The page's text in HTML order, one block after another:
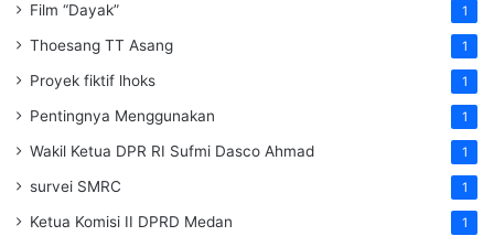
Film “Dayak” 1
Thoesang TT Asang 1
Proyek fiktif lhoks 1
Pentingnya Menggunakan 1
Wakil Ketua DPR RI Sufmi Dasco Ahmad 1
survei SMRC 1
Ketua Komisi II DPRD Medan 1